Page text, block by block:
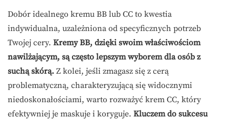
Dobór idealnego kremu BB lub CC to kwestia
indywidualna, uzależniona od specyficznych potrzeb
Twojej cery. Kremy BB, dzięki swoim właściwościom
nawilżającym, są często lepszym wyborem dla osób z
suchą skórą. Z kolei, jeśli zmagasz się z cerą
problematyczną, charakteryzującą się widocznymi
niedoskonałościami, warto rozważyć krem CC, który
efektywniej je maskuje i koryguje. Kluczem do sukcesu